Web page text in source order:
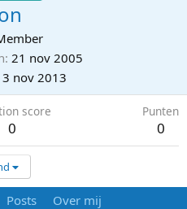
21 nov 2005
3 nov 2013
score
0
Punten
0
Posts Over mij